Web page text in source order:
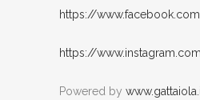
https://
https://
Powered by